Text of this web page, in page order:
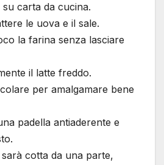
carta da cucina.
le uova e il sale.
la farina senza lasciare
il latte freddo.
per amalgamare bene
padella antiaderente e
cotta da una parte,